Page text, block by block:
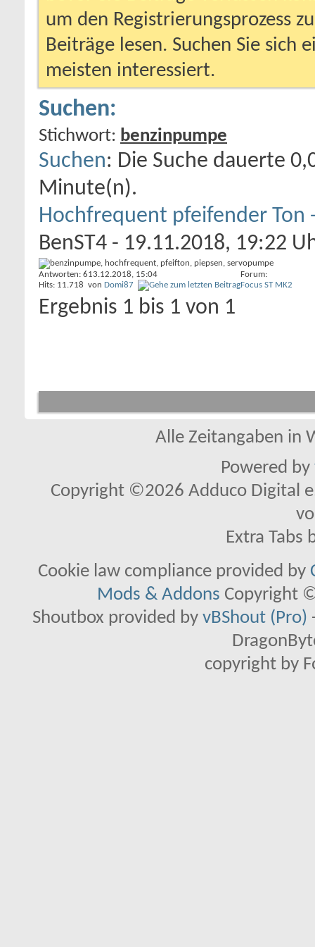
um den Registrierungsprozess
Beiträge lesen. Suchen Sie sich
meisten interessiert.
Suchen:
Stichwort: benzinpumpe
Suchen: Die Suche dauerte
Minute(n).
Hochfrequent pfeifender Ton
BenST4 - 19.11.2018, 19:22
Antworten: 6
Hits: 11.718
13.12.2018, 15:04
von Domi87
Forum:
Focus ST MK2
Ergebnis 1 bis 1 von 1
Alle Zeitangaben in
Powered by
Copyright ©2026 Adduco Digital
Extra Tabs
Cookie law compliance provided by
Mods & Addons Copyright
Shoutbox provided by vBShout (Pro)
copyright by